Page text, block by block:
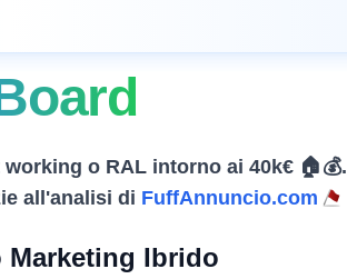
o RAL intorno ai 40k€ 🏠💰.
all'analisi di FuffAnnuncio.com
Marketing Ibrido